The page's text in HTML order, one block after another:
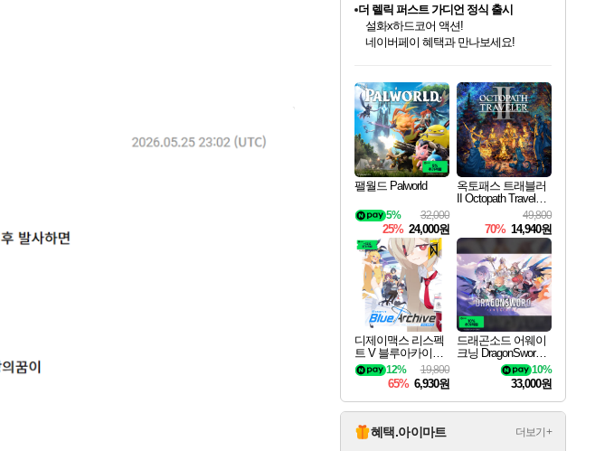
최대 90% 할인가를 만나보세요!
네이버혜택과 함께 만나보세요!
50%할인&추가 적립까지!
네이버 포인트 혜택까지!
이니&베니 혜택까지!
네이버 혜택가와 함께 예약하세요!
할인&네이버혜택으로 만나보세요!
더 렐릭 퍼스트 가디언 정식 출시
설화x하드코어 액션!
네이버페이 혜택과 만나보세요!
40주년 프로모션으로 만나보세요!
할인가에 만나보세요!
일부 에디션 상시 할인!
혜택으로 예약 판매 중
편안하게 충전하세요
팰월드 Palworld
32,000
5%
25% 24,000원
옥토패스 트래블러
II Octopath Traveler I
49,800
70% 14,940원
디제이맥스 리스펙
트 V 블루아카이브
팩 DJMAX RESPE
CT V Blue Archive P
ack DLC
19,800
12%
65% 6,930원
드래곤소드 어웨이
크닝 DragonSword A
10%
33,000원
혜택.아이마트 더보기+